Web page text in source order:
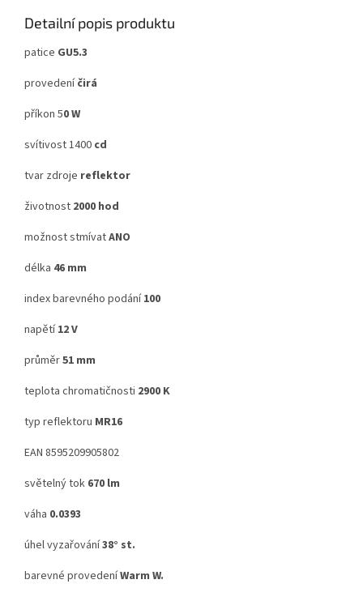
Detailní popis produktu
patice GU5.3
provedeníčirá
příkon 50 W
svítivost 1400 cd
tvar zdroje reflektor
životnost 2000 hod
možnost stmívatANO
délka 46 mm
index barevného podání100
napětí12 V
průměr51 mm
teplota chromatičnosti 2900 K
typ reflektoru MR16
EAN 8595209905802
světelný tok 670 lm
váha 0.0393
úhel vyzařování38° st.
barevné provedeníWarm W.